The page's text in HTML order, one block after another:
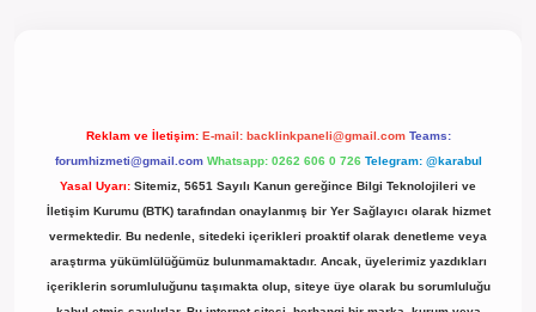
Reklam ve İletişim: E-mail: backlinkpaneli@gmail.com Teams:
forumhizmeti@gmail.com Whatsapp: 0262 606 0 726 Telegram: @karabul
Yasal Uyarı: Sitemiz, 5651 Sayılı Kanun gereğince Bilgi Teknolojileri ve
İletişim Kurumu (BTK) tarafından onaylanmış bir Yer Sağlayıcı olarak hizmet
vermektedir. Bu nedenle, sitedeki içerikleri proaktif olarak denetleme veya
araştırma yükümlülüğümüz bulunmamaktadır. Ancak, üyelerimiz yazdıkları
içeriklerin sorumluluğunu taşımakta olup, siteye üye olarak bu sorumluluğu